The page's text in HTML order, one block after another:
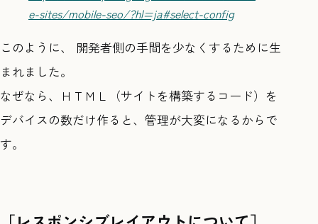
e-sites/mobile-seo/?hl=ja#select-config
このように、 開発者側の手間を少なくするために生
まれました。
なぜなら、ＨＴＭＬ（サイトを構築するコード）を
デバイスの数だけ作ると、管理が大変になるからで
す。